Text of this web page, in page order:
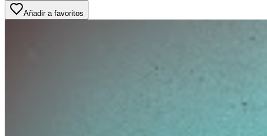
Añadir a favoritos